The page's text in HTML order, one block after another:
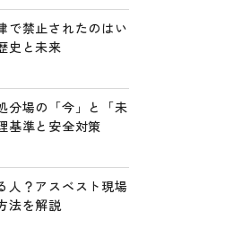
で禁止されたのはい
史と未来
分場の「今」と「未
基準と安全対策
人？アスベスト現場
法を解説